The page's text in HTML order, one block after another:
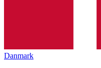
Danmark